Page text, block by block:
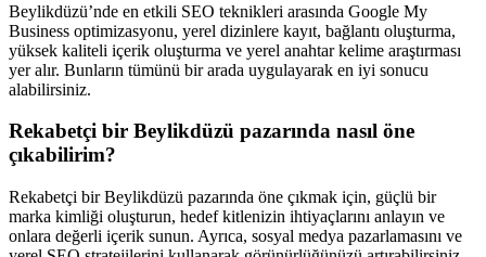
Beylikdüzü’nde en etkili SEO teknikleri arasında Google My
Business optimizasyonu, yerel dizinlere kayıt, bağlantı oluşturma,
yüksek kaliteli içerik oluşturma ve yerel anahtar kelime araştırması
yer alır. Bunların tümünü bir arada uygulayarak en iyi sonucu
alabilirsiniz.
Rekabetçi bir Beylikdüzü pazarında nasıl öne
çıkabilirim?
Rekabetçi bir Beylikdüzü pazarında öne çıkmak için, güçlü bir
marka kimliği oluşturun, hedef kitlenizin ihtiyaçlarını anlayın ve
onlara değerli içerik sunun. Ayrıca, sosyal medya pazarlamasını ve